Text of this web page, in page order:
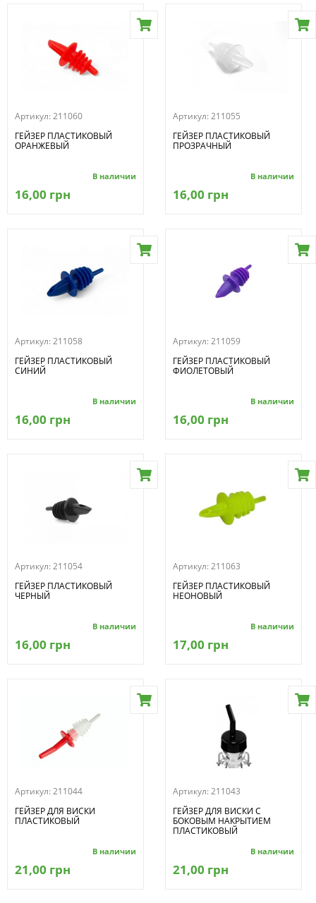
Артикул: 211060
ГЕЙЗЕР ПЛАСТИКОВЫЙ
ОРАНЖЕВЫЙ
В наличии
16,00 грн
Артикул: 211055
ГЕЙЗЕР ПЛАСТИКОВЫЙ
ПРОЗРАЧНЫЙ
В наличии
16,00 грн
Артикул: 211058
ГЕЙЗЕР ПЛАСТИКОВЫЙ
СИНИЙ
В наличии
16,00 грн
Артикул: 211059
ГЕЙЗЕР ПЛАСТИКОВЫЙ
ФИОЛЕТОВЫЙ
В наличии
16,00 грн
Артикул: 211054
ГЕЙЗЕР ПЛАСТИКОВЫЙ
ЧЕРНЫЙ
В наличии
16,00 грн
Артикул: 211063
ГЕЙЗЕР ПЛАСТИКОВЫЙ
НЕОНОВЫЙ
В наличии
17,00 грн
Артикул: 211044
ГЕЙЗЕР ДЛЯ ВИСКИ
ПЛАСТИКОВЫЙ
В наличии
21,00 грн
Артикул: 211043
ГЕЙЗЕР ДЛЯ ВИСКИ С
БОКОВЫМ НАКРЫТИЕМ
ПЛАСТИКОВЫЙ
В наличии
21,00 грн